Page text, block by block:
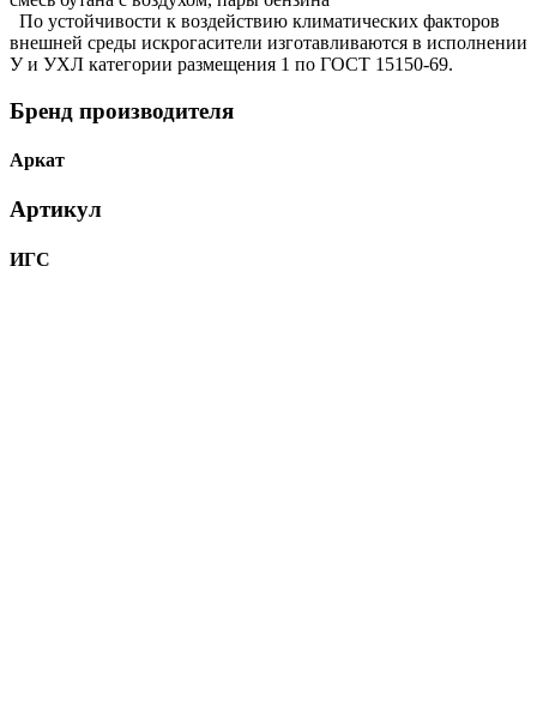
По устойчивости к воздействию климатических факторов
внешней среды искрогасители изготавливаются в исполнении
У и УХЛ категории размещения 1 по ГОСТ 15150-69.
Бренд производителя
Аркат
Артикул
ИГС